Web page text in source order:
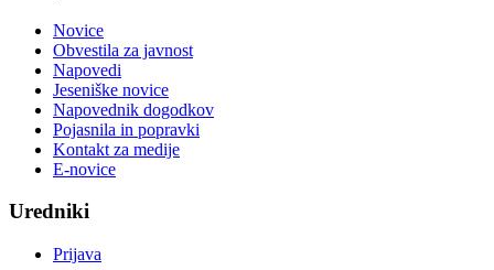
Novice
Obvestila za javnost
Napovedi
Jeseniške novice
Napovednik dogodkov
Pojasnila in popravki
Kontakt za medije
E-novice
Uredniki
Prijava